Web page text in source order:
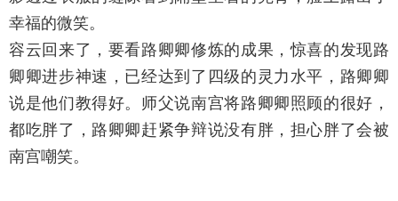
幸福的微笑。
容云回来了，要看路卿卿修炼的成果，惊喜的发现路
卿卿进步神速，已经达到了四级的灵力水平，路卿卿
说是他们教得好。师父说南宫将路卿卿照顾的很好，
都吃胖了，路卿卿赶紧争辩说没有胖，担心胖了会被
南宫嘲笑。